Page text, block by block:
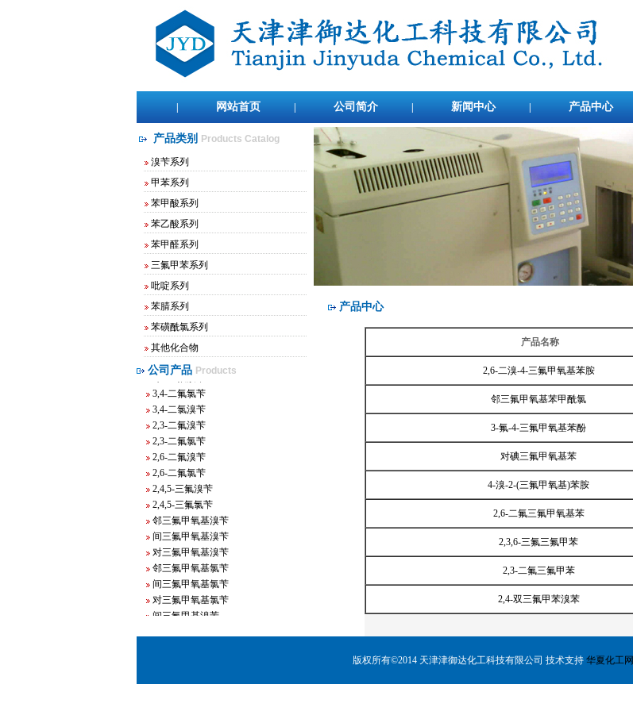
网站首页 公司简介 新闻中心 产品中心
产品类别 Products Catalog
溴苄系列
甲苯系列
苯甲酸系列
苯乙酸系列
苯甲醛系列
三氟甲苯系列
吡啶系列
苯腈系列
苯磺酰氯系列
其他化合物
公司产品 Products
2,4-二氟溴苄
2,4-二氟氯苄
2,5-二氟溴苄
2,5-二氟氯苄
3,5-二氟氯苄
3,5-二氟溴苄
3,4-二氟溴苄
3,4-二氟氯苄
3,4-二氯溴苄
2,3-二氟溴苄
2,3-二氟氯苄
2,6-二氟溴苄
2,6-二氟氯苄
2,4,5-三氟溴苄
2,4,5-三氟氯苄
邻三氟甲氧基溴苄
间三氟甲氧基溴苄
对三氟甲氧基溴苄
邻三氟甲氧基氯苄
间三氟甲氧基氯苄
对三氟甲氧基氯苄
间三氟甲基溴苄
产品中心
产品名称
2,6-二溴-4-三氟甲氧基苯胺
邻三氟甲氧基苯甲酰氯
3-氟-4-三氟甲氧基苯酚
对碘三氟甲氧基苯
4-溴-2-(三氟甲氧基)苯胺
2,6-二氟三氟甲氧基苯
2,3,6-三氟三氟甲苯
2,3-二氟三氟甲苯
2,4-双三氟甲苯溴苯
版权所有©2014 天津津御达化工科技有限公司 技术支持 华夏化工网